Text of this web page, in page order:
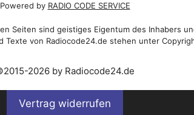
Powered by RADIO CODE SERVICE
Seiten sind geistiges Eigentum des Inhabers
Texte von Radiocode24.de stehen unter
2026 by Radiocode24.de
Vertrag widerrufen